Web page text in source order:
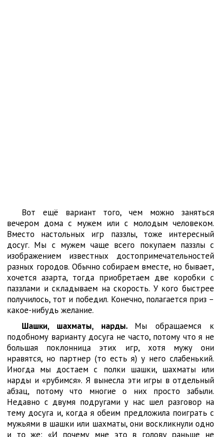
Вот ещё вариант того, чем можно заняться
вечером дома с мужем или с молодым человеком.
Вместо настольных игр паззлы, тоже интересный
досуг. Мы с мужем чаще всего покупаем паззлы с
изображением известных достопримечательностей
разных городов. Обычно собираем вместе, но бывает,
хочется азарта, тогда приобретаем две коробки с
паззлами и складываем на скорость. У кого быстрее
получилось, тот и победил. Конечно, полагается приз –
какое-нибудь желание.
Шашки, шахматы, нарды. Мы обращаемся к
подобному варианту досуга не часто, потому что я не
большая поклонница этих игр, хотя мужу они
нравятся, но партнер (то есть я) у него слабенький.
Иногда мы достаем с полки шашки, шахматы или
нарды и «рубимся». Я вынесла эти игры в отдельный
абзац, потому что многие о них просто забыли.
Недавно с двумя подругами у нас шел разговор на
тему досуга и, когда я обеим предложила поиграть с
мужьями в шашки или шахматы, они воскликнули одно
и то же: «И почему мне это в голову раньше не